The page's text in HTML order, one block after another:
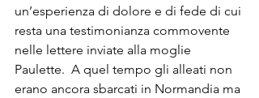
un’esperienza di dolore e di fede di cui
resta una testimonianza commovente
nelle lettere inviate alla moglie
Paulette.  A quel tempo gli alleati non
erano ancora sbarcati in Normandia ma